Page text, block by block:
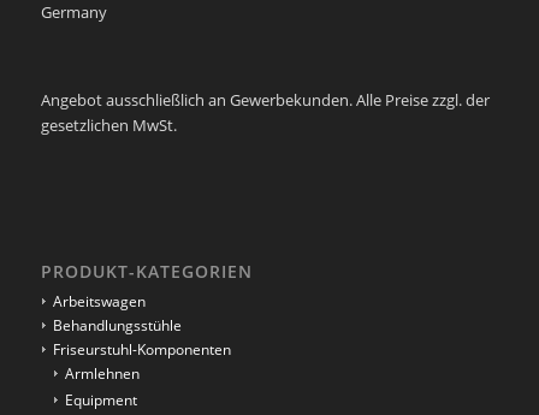
Germany
Angebot ausschließlich an Gewerbekunden. Alle Preise zzgl. der
gesetzlichen MwSt.
PRODUKT-KATEGORIEN
Arbeitswagen
Behandlungsstühle
Friseurstuhl-Komponenten
Armlehnen
Equipment